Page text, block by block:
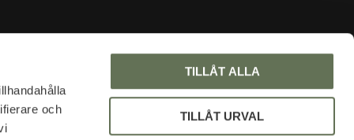
och
TILLÅT ALLA
TILLÅT URVAL
About us
Blog